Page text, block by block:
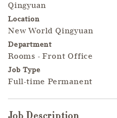
Qingyuan
Location
New World Qingyuan
Department
Rooms - Front Office
Job Type
Full-time Permanent